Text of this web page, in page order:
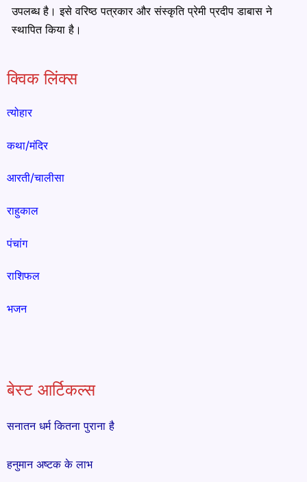
उपलब्ध है। इसे वरिष्ठ पत्रकार और संस्कृति प्रेमी प्रदीप डाबास ने
स्थापित किया है।
क्विक लिंक्स
त्योहार
कथा/मंदिर
आरती/चालीसा
राहुकाल
पंचांग
राशिफल
भजन
बेस्ट आर्टिकल्स
सनातन धर्म कितना पुराना है
हनुमान अष्टक के लाभ